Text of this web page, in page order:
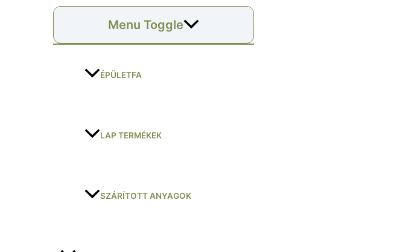
Menu Toggle
ÉPÜLETFA
LAP TERMÉKEK
SZÁRÍTOTT ANYAGOK